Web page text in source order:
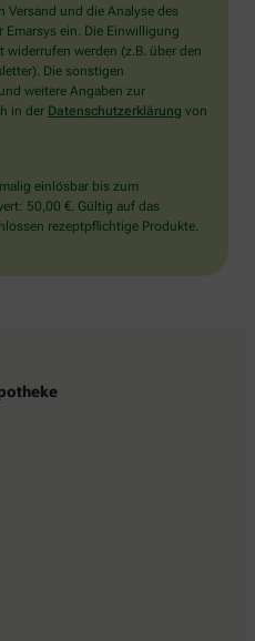
Versand und die Analyse des
ein. Die Einwilligung
werden (z.B. über den
Die sonstigen
weitere Angaben zur
in der Datenschutzerklärung von
einlösbar bis zum
50,00 €. Gültig auf das
rezeptpflichtige Produkte.